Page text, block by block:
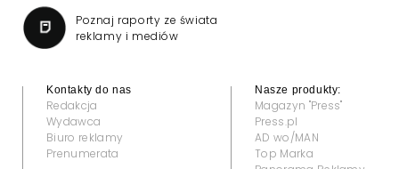
Poznaj raporty ze świata
reklamy i mediów
Kontakty do nas
Redakcja
Wydawca
Biuro reklamy
Prenumerata
Nasze produkty:
Magazyn "Press"
Press.pl
AD wo/MAN
Top Marka